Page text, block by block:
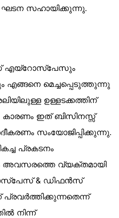
സഹായിക്കുന്നു.
എയ്‌റോസ്‌പേസും
എങ്ങനെ മെച്ചപ്പെടുത്തുന്നു
ഉള്ളടക്കത്തിന്
ഇത് ബിസിനസ്സ്
സംയോജിപ്പിക്കുന്നു.
പ്രകടനം
അവസരത്തെ വ്യക്തമായി
& ഡിഫൻസ്
നിന്ന്